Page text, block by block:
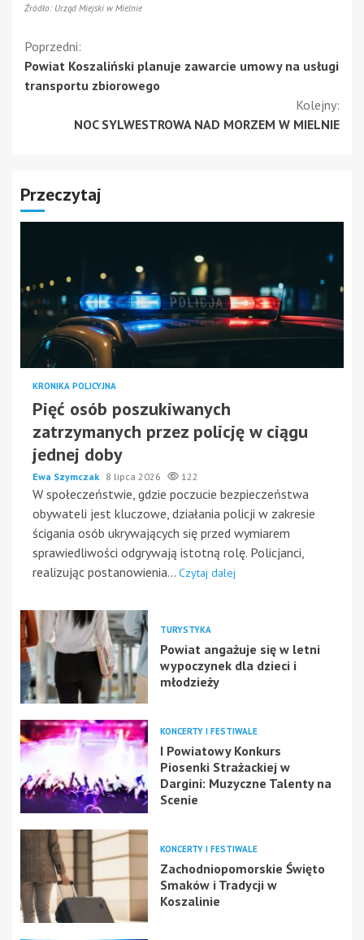
Źródło: Urząd Miejski w Mielnie
Kontynuuj
czytanie
Poprzedni:
Powiat Koszaliński planuje zawarcie umowy na usługi
transportu zbiorowego
Kolejny:
NOC SYLWESTROWA NAD MORZEM W MIELNIE
Przeczytaj
KRONIKA POLICYJNA
Pięć osób poszukiwanych
zatrzymanych przez policję w ciągu
jednej doby
Ewa Szymczak 8 lipca 2026 122
W społeczeństwie, gdzie poczucie bezpieczeństwa
obywateli jest kluczowe, działania policji w zakresie
ścigania osób ukrywających się przed wymiarem
sprawiedliwości odgrywają istotną rolę. Policjanci,
realizując postanowienia... Czytaj dalej
TURYSTYKA
Powiat angażuje się w letni
wypoczynek dla dzieci i
młodzieży
KONCERTY I FESTIWALE
I Powiatowy Konkurs
Piosenki Strażackiej w
Dargini: Muzyczne Talenty na
Scenie
KONCERTY I FESTIWALE
Zachodniopomorskie Święto
Smaków i Tradycji w
Koszalinie